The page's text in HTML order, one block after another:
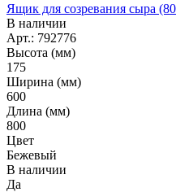
Ящик для созревания сыра
В наличии
Арт.: 792776
Высота (мм)
175
Ширина (мм)
600
Длина (мм)
800
Цвет
Бежевый
В наличии
Да